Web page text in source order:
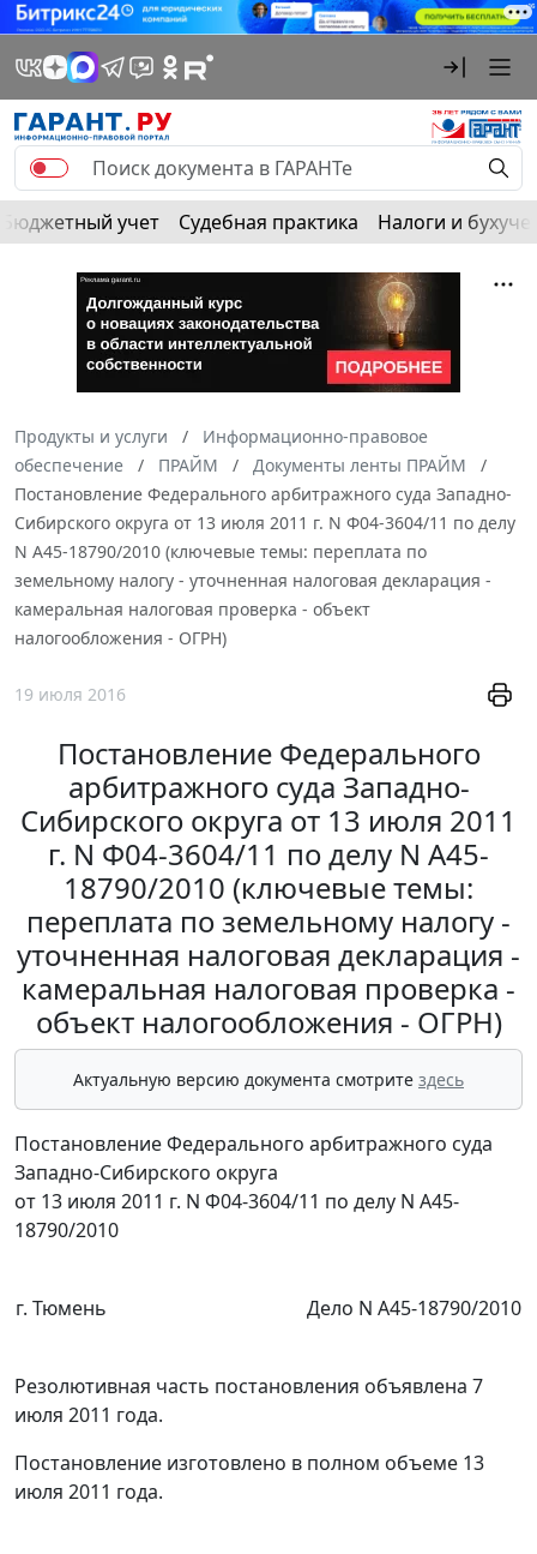
Бюджетный учет Судебная практика Налоги и
Продукты и услуги
Информационно-правовое
обеспечение
ПРАЙМ
Документы ленты ПРАЙМ
Постановление Федерального арбитражного суда Западно-
Сибирского округа от 13 июля 2011 г. N Ф04-3604/11 по делу
N А45-18790/2010 (ключевые темы: переплата по
земельному налогу - уточненная налоговая декларация -
камеральная налоговая проверка - объект
налогообложения - ОГРН)
19 июля 2016
Постановление Федерального
арбитражного суда Западно-
Сибирского округа от 13 июля 2011
г. N Ф04-3604/11 по делу N А45-
18790/2010 (ключевые темы:
переплата по земельному налогу -
уточненная налоговая декларация -
камеральная налоговая проверка -
объект налогообложения - ОГРН)
Актуальную версию документа смотрите здесь
Постановление Федерального арбитражного суда
Западно-Сибирского округа
от 13 июля 2011 г. N Ф04-3604/11 по делу N А45-
18790/2010
г. Тюмень Дело N А45-18790/2010
Резолютивная часть постановления объявлена 7
июля 2011 года.
Постановление изготовлено в полном объеме 13
июля 2011 года.